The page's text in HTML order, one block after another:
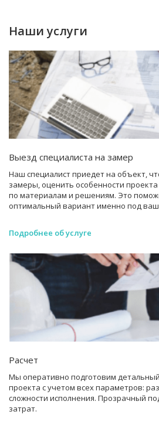
Наши услуги
Выезд специалиста на замер
Наш специалист приедет на объект,
замеры, оценить особенности
по материалам и решениям. Это
оптимальный вариант именно под
Подробнее об услуге
Расчет
Мы оперативно подготовим
проекта с учетом всех параметров:
сложности исполнения. Прозрачный
затрат.